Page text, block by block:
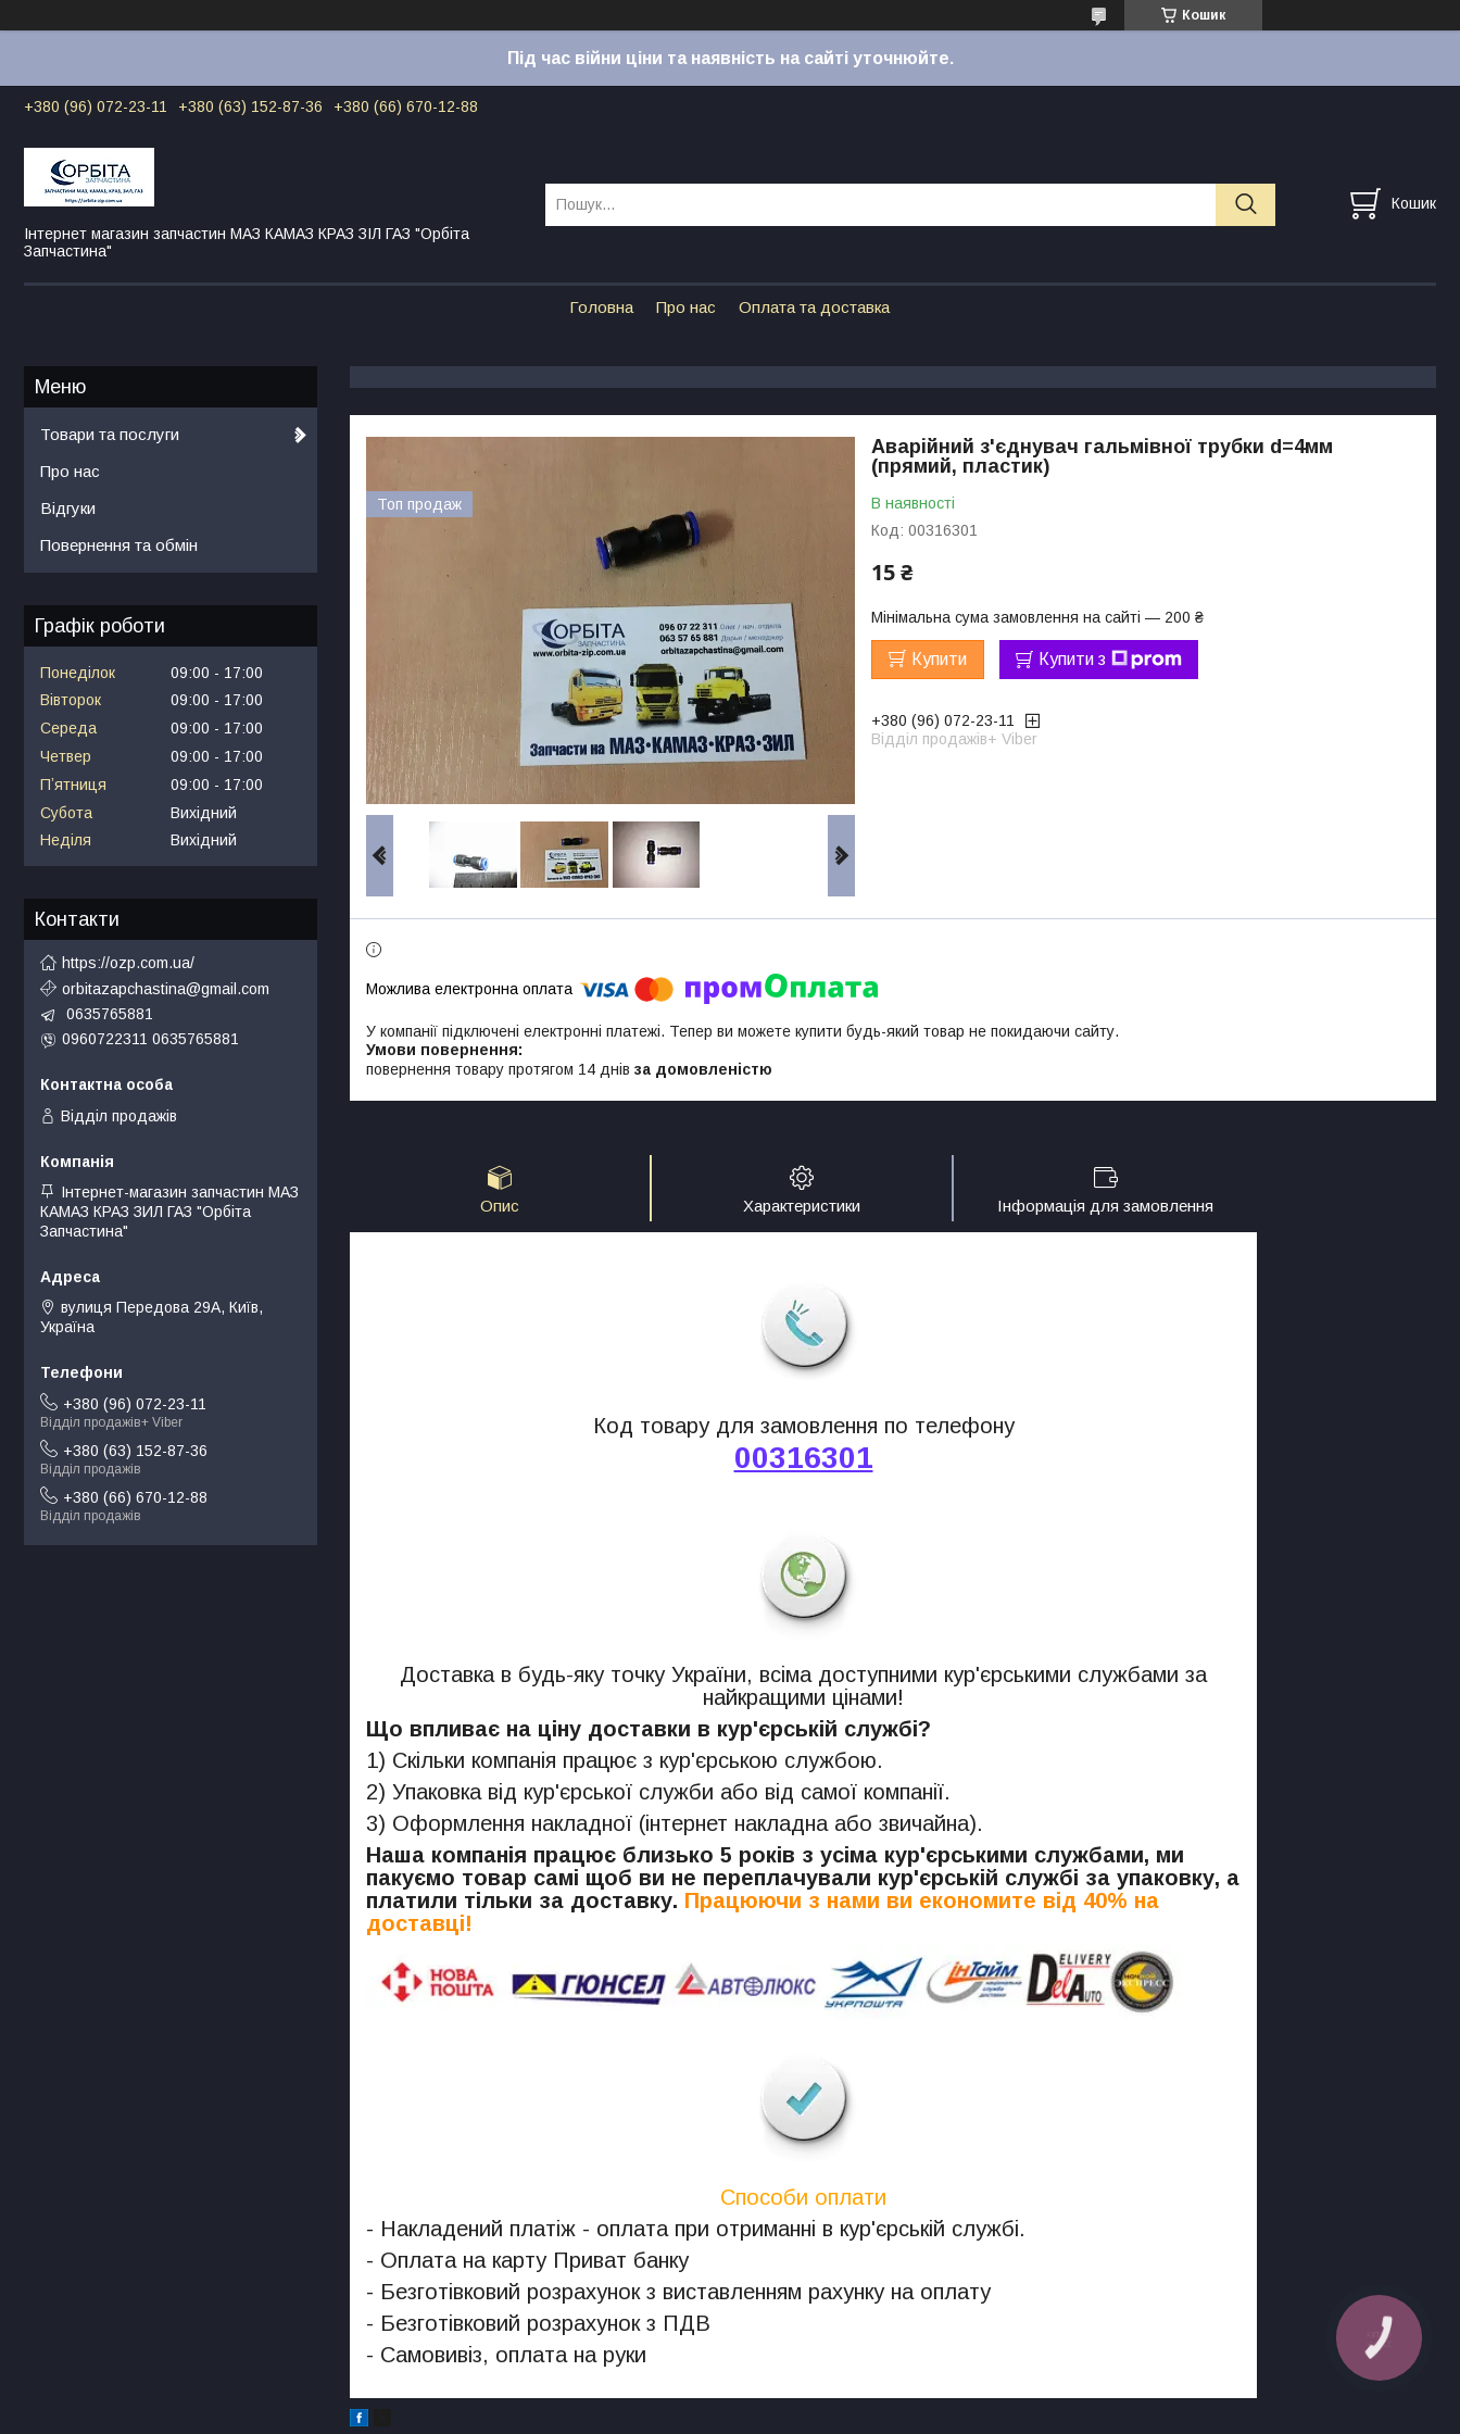
Кошик
Під час війни ціни та наявність на сайті уточнюйте.
+380 (96) 072-23-11 +380 (63) 152-87-36 +380 (66) 670-12-88
Інтернет магазин запчастин МАЗ КАМАЗ КРАЗ ЗІЛ ГАЗ "Орбіта
Запчастина"
Кошик
Головна Про нас Оплата та доставка
Топ продаж
Аварійний з'єднувач гальмівної трубки d=4мм
(прямий, пластик)
В наявності
Код: 00316301
15 ₴
Мінімальна сума замовлення на сайті — 200 ₴
Купити Купити з
+380 (96) 072-23-11
Відділ продажів+ Viber
У компанії підключені електронні платежі. Тепер ви можете купити будь-який товар не покидаючи сайту.
повернення товару протягом 14 днів за домовленістю
Опис Характеристики Інформація для замовлення
Код товару для замовлення по телефону
00316301
Доставка в будь-яку точку України, всіма доступними кур'єрськими службами за
найкращими цінами!
Що впливає на ціну доставки в кур'єрській службі?
1) Скільки компанія працює з кур'єрською службою.
2) Упаковка від кур'єрської служби або від самої компанії.
3) Оформлення накладної (інтернет накладна або звичайна).
Наша компанія працює близько 5 років з усіма кур'єрськими службами, ми
пакуємо товар самі щоб ви не переплачували кур'єрській службі за упаковку, а
платили тільки за доставку. Працюючи з нами ви економите від 40% на
доставці!
Способи оплати
- Накладений платіж - оплата при отриманні в кур'єрській службі.
- Оплата на карту Приват банку
- Безготівковий розрахунок з виставленням рахунку на оплату
- Безготівковий розрахунок з ПДВ
- Самовивіз, оплата на руки
Товари та послуги
Про нас
Відгуки
Повернення та обмін
Графік роботи
Понеділок 09:00
17:00
Вівторок
09:00
17:00
Середа
09:00
17:00
Четвер
09:00
17:00
Пʼятниця
09:00
17:00
Субота
Вихідний
Неділя
Вихідний
Контакти
https://ozp.com.ua/
orbitazapchastina@gmail.com
0635765881
0960722311 0635765881
Відділ продажів
Інтернет-магазин запчастин МАЗ
КАМАЗ КРАЗ ЗИЛ ГАЗ "Орбіта
Запчастина"
вулиця Передова 29А, Київ,
Україна
+380 (96) 072-23-11
Відділ продажів+ Viber
+380 (63) 152-87-36
Відділ продажів
+380 (66) 670-12-88
Відділ продажів
КНОПКА
ЗВ'ЯЗКУ